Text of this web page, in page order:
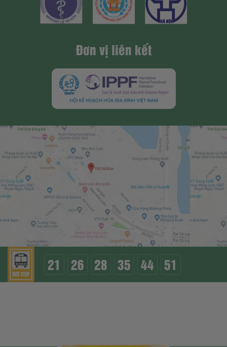
Đơn vị liên kết
21 26 28 35 44 51